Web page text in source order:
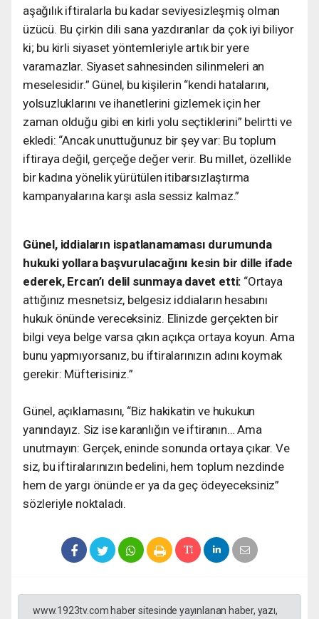
aşağılık iftiralarla bu kadar seviyesizleşmiş olman
üzücü. Bu çirkin dili sana yazdıranlar da çok iyi biliyor
ki; bu kirli siyaset yöntemleriyle artık bir yere
varamazlar. Siyaset sahnesinden silinmeleri an
meselesidir.” Günel, bu kişilerin “kendi hatalarını,
yolsuzluklarını ve ihanetlerini gizlemek için her
zaman olduğu gibi en kirli yolu seçtiklerini” belirtti ve
ekledi: “Ancak unuttuğunuz bir şey var: Bu toplum
iftiraya değil, gerçeğe değer verir. Bu millet, özellikle
bir kadına yönelik yürütülen itibarsızlaştırma
kampanyalarına karşı asla sessiz kalmaz.”
Günel, iddiaların ispatlanamaması durumunda
hukuki yollara başvurulacağını kesin bir dille ifade
ederek, Ercan’ı delil sunmaya davet etti: “Ortaya
attığınız mesnetsiz, belgesiz iddiaların hesabını
hukuk önünde vereceksiniz. Elinizde gerçekten bir
bilgi veya belge varsa çıkın açıkça ortaya koyun. Ama
bunu yapmıyorsanız, bu iftiralarınızın adını koymak
gerekir: Müfterisiniz.”
Günel, açıklamasını, “Biz hakikatin ve hukukun
yanındayız. Siz ise karanlığın ve iftiranın… Ama
unutmayın: Gerçek, eninde sonunda ortaya çıkar. Ve
siz, bu iftiralarınızın bedelini, hem toplum nezdinde
hem de yargı önünde er ya da geç ödeyeceksiniz”
sözleriyle noktaladı.
www.1923tv.com haber sitesinde yayınlanan haber, yazı,